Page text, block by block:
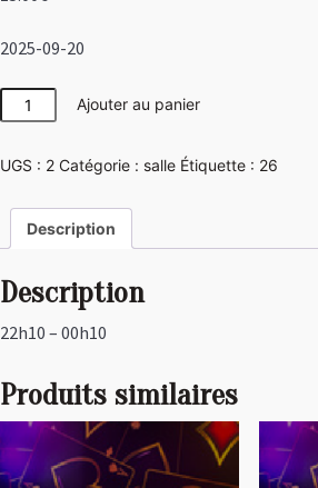
2025-09-20
quantité
de
Ajouter au panier
UGS : 2 Catégorie : salle Étiquette : 26
Description
Description
22h10 – 00h10
Produits similaires